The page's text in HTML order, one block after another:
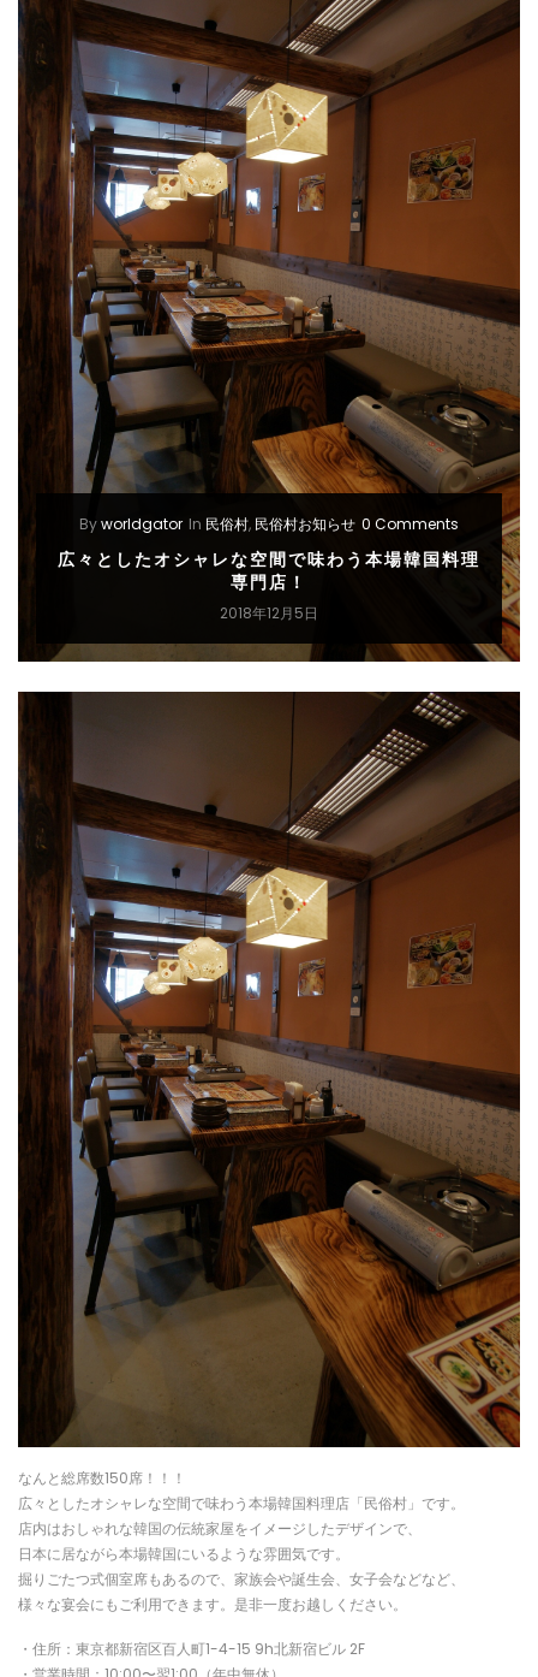
Byworldgator In 民俗村, 民俗村お知らせ 0 Comments
広々としたオシャレな空間で味わう本場韓国料理
専門店！
2018年12月5日
なんと総席数150席！！！
広々としたオシャレな空間で味わう本場韓国料理店「民俗村」です。
店内はおしゃれな韓国の伝統家屋をイメージしたデザインで、
日本に居ながら本場韓国にいるような雰囲気です。
掘りごたつ式個室席もあるので、家族会や誕生会、女子会などなど、
様々な宴会にもご利用できます。是非一度お越しください。
・住所：東京都新宿区百人町1-4-15 9h北新宿ビル 2F